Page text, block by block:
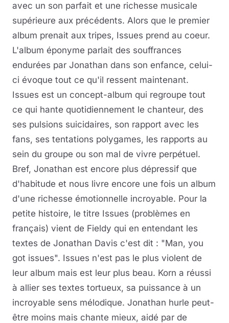
avec un son parfait et une richesse musicale
supérieure aux précédents. Alors que le premier
album prenait aux tripes, Issues prend au coeur.
L'album éponyme parlait des souffrances
endurées par Jonathan dans son enfance, celui-
ci évoque tout ce qu'il ressent maintenant.
Issues est un concept-album qui regroupe tout
ce qui hante quotidiennement le chanteur, des
ses pulsions suicidaires, son rapport avec les
fans, ses tentations polygames, les rapports au
sein du groupe ou son mal de vivre perpétuel.
Bref, Jonathan est encore plus dépressif que
d'habitude et nous livre encore une fois un album
d'une richesse émotionnelle incroyable. Pour la
petite histoire, le titre Issues (problèmes en
français) vient de Fieldy qui en entendant les
textes de Jonathan Davis c'est dit : "Man, you
got issues". Issues n'est pas le plus violent de
leur album mais est leur plus beau. Korn a réussi
à allier ses textes tortueux, sa puissance à un
incroyable sens mélodique. Jonathan hurle peut-
être moins mais chante mieux, aidé par de